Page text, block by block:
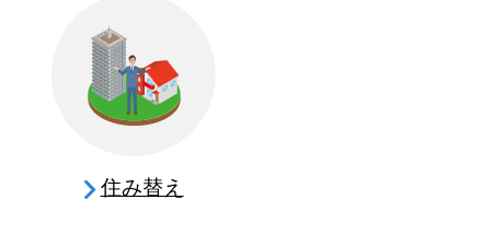
住み替え